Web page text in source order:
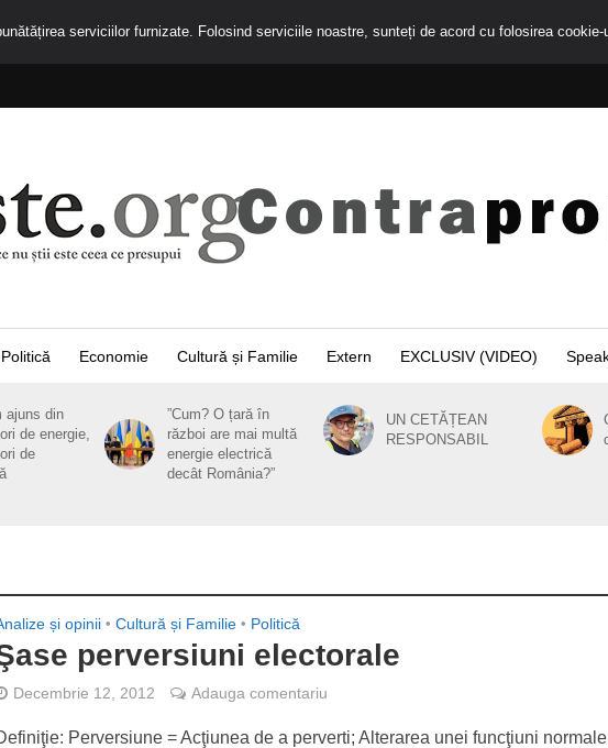
Politică Economie Cultură și Familie Extern EXCLUSIV (VIDEO)
ajuns din
de energie,
de
”Cum? O țară în
război are mai multă
energie electrică
decât România?”
UN CETĂȚEAN
RESPONSABIL
și opinii • Cultură și Familie • Politică
perversiuni electorale
Decembrie 12, 2012 Adauga comentariu
Perversiune = Acţiunea de a perverti; Alterarea unei funcţiuni
serviciilor furnizate. Folosind serviciile noastre, sunteți de acord cu folosirea cookie-